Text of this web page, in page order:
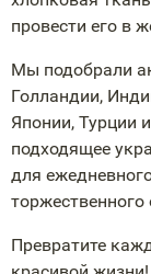
провести его в
Мы подобрали
Голландии,
Японии, Турции
подходящее
для
торжественного
Превратите